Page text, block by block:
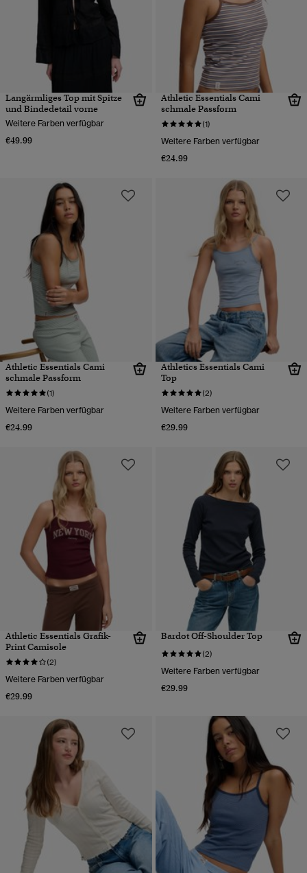
Langärmliges Top mit Spitze
und Bindedetail vorne
Weitere Farben verfügbar
€49.99
Athletic Essentials Cami
schmale Passform
(1)
Weitere Farben verfügbar
€24.99
Athletic Essentials Cami
schmale Passform
(1)
Weitere Farben verfügbar
€24.99
Athletics Essentials Cami
Top
(2)
Weitere Farben verfügbar
€29.99
Athletic Essentials Grafik-
Print Camisole
(2)
Weitere Farben verfügbar
€29.99
Bardot Off-Shoulder Top
(2)
Weitere Farben verfügbar
€29.99